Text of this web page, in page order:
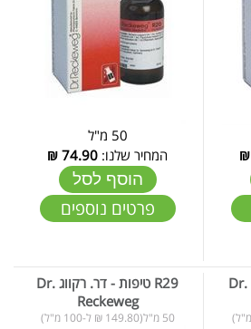
₪
50 מ"ל
המחיר שלנו: 74.90
₪
הוסף לסל
פרטים נוספים
R28 טיפות - דר. רקווג Dr.
R29 טיפות - דר. רקווג Dr.
Reckeweg
50 מ"ל(149.80 ₪ ל-100 מ"ל)